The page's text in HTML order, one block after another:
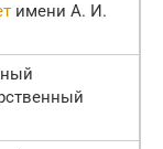
имени А. И.